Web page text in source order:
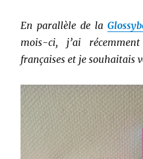
En parallèle de la
mois-ci, j’ai
françaises et je souhaitais